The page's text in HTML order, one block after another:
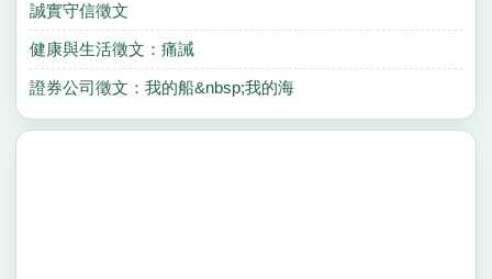
誠實守信徵文
健康與生活徵文：痛誡
證券公司徵文：我的船&nbsp;我的海